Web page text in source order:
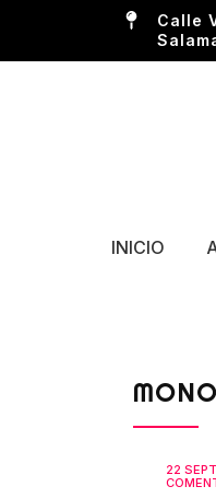
Calle
INICIO
22